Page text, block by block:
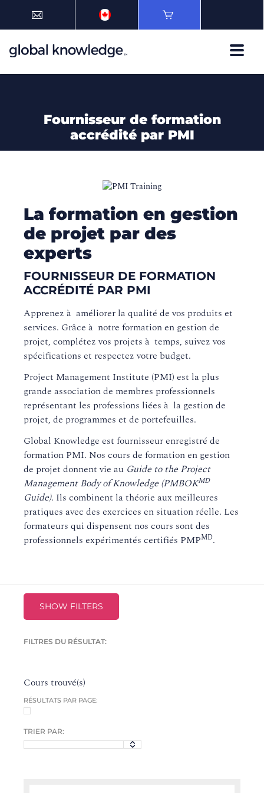
Fournisseur de formation
accrédité par PMI
La formation en gestion
de projet par des
experts
FOURNISSEUR DE FORMATION
ACCRÉDITÉ PAR PMI
Apprenez à améliorer la qualité de vos produits et
services. Grâce à notre formation en gestion de
projet, complétez vos projets à temps, suivez vos
spécifications et respectez votre budget.
Project Management Institute (PMI) est la plus
grande association de membres professionnels
représentant les professions liées à la gestion de
projet, de programmes et de portefeuilles.
Global Knowledge est fournisseur enregistré de
formation PMI. Nos cours de formation en gestion
de projet donnent vie au Guide to the Project
Management Body of Knowledge (PMBOKMD
Guide). Ils combinent la théorie aux meilleures
pratiques avec des exercices en situation réelle. Les
formateurs qui dispensent nos cours sont des
professionnels expérimentés certifiés PMPMD.
SHOW FILTERS
FILTRES DU RÉSULTAT:
Cours trouvé(s)
RÉSULTATS PAR PAGE:
TRIER PAR: